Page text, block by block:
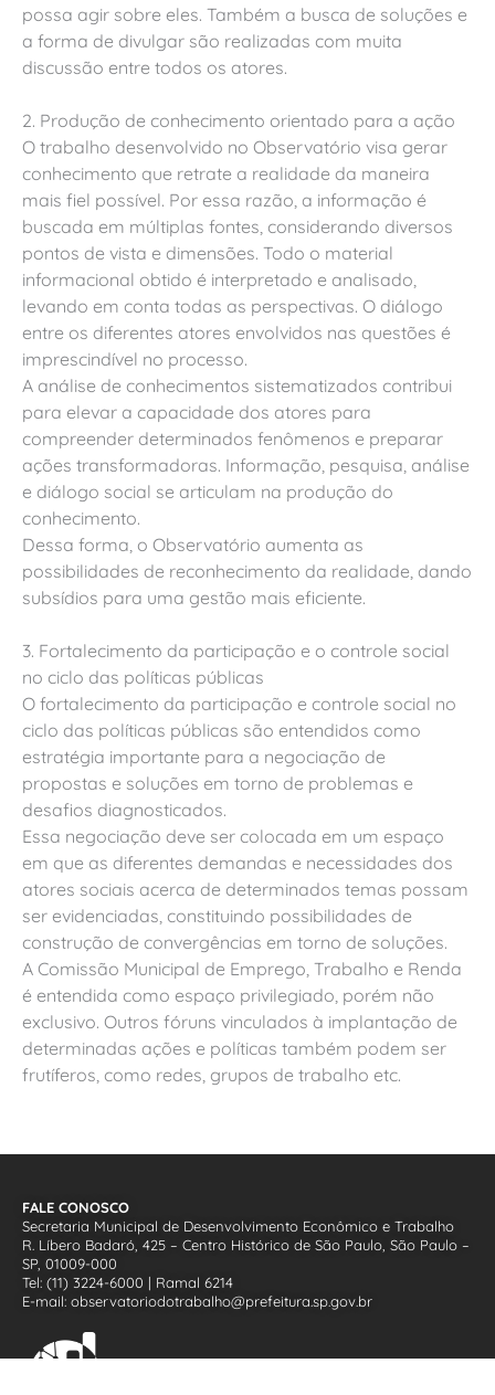
possa agir sobre eles. Também a busca de soluções e
a forma de divulgar são realizadas com muita
discussão entre todos os atores.
2. Produção de conhecimento orientado para a ação
O trabalho desenvolvido no Observatório visa gerar
conhecimento que retrate a realidade da maneira
mais fiel possível. Por essa razão, a informação é
buscada em múltiplas fontes, considerando diversos
pontos de vista e dimensões. Todo o material
informacional obtido é interpretado e analisado,
levando em conta todas as perspectivas. O diálogo
entre os diferentes atores envolvidos nas questões é
imprescindível no processo.
A análise de conhecimentos sistematizados contribui
para elevar a capacidade dos atores para
compreender determinados fenômenos e preparar
ações transformadoras. Informação, pesquisa, análise
e diálogo social se articulam na produção do
conhecimento.
Dessa forma, o Observatório aumenta as
possibilidades de reconhecimento da realidade, dando
subsídios para uma gestão mais eficiente.
3. Fortalecimento da participação e o controle social
no ciclo das políticas públicas
O fortalecimento da participação e controle social no
ciclo das políticas públicas são entendidos como
estratégia importante para a negociação de
propostas e soluções em torno de problemas e
desafios diagnosticados.
Essa negociação deve ser colocada em um espaço
em que as diferentes demandas e necessidades dos
atores sociais acerca de determinados temas possam
ser evidenciadas, constituindo possibilidades de
construção de convergências em torno de soluções.
A Comissão Municipal de Emprego, Trabalho e Renda
é entendida como espaço privilegiado, porém não
exclusivo. Outros fóruns vinculados à implantação de
determinadas ações e políticas também podem ser
frutíferos, como redes, grupos de trabalho etc.
FALE CONOSCO
Secretaria Municipal de Desenvolvimento Econômico e Trabalho
R. Líbero Badaró, 425 – Centro Histórico de São Paulo, São Paulo –
SP, 01009-000
Tel: (11) 3224-6000 | Ramal 6214
E-mail: observatoriodotrabalho@prefeitura.sp.gov.br